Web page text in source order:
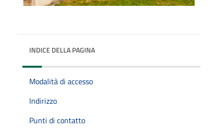
INDICE DELLA PAGINA
Modalità di accesso
Indirizzo
Punti di contatto